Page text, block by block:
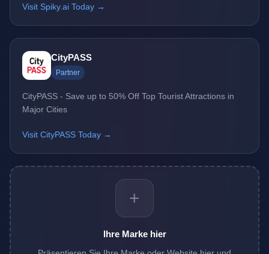
Visit Spiky.ai Today →
CityPASS
Partner
CityPASS - Save up to 50% Off Top Tourist Attractions in
Major Cities
Visit CityPASS Today →
+
Ihre Marke hier